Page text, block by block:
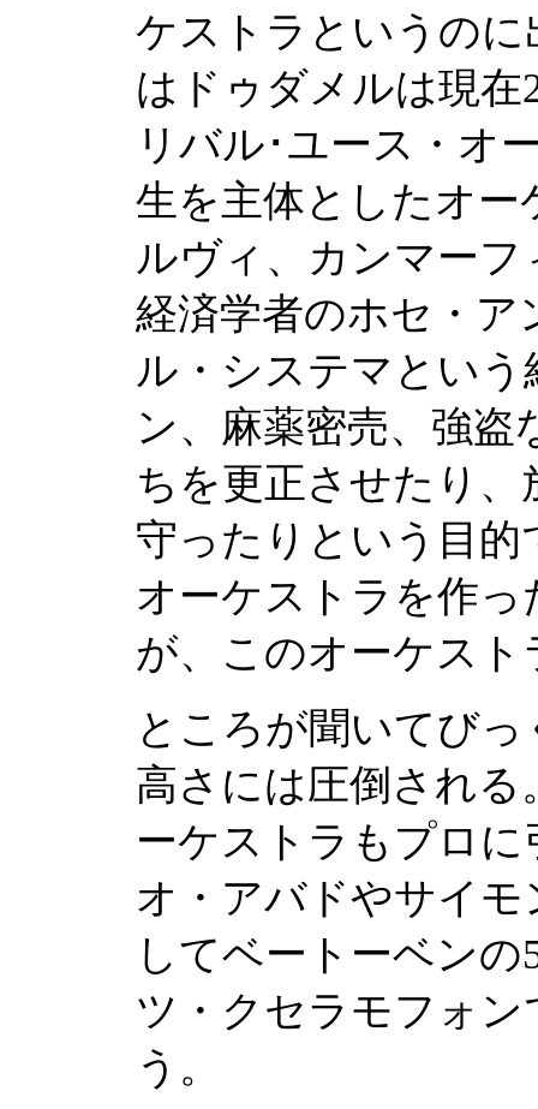
ケストラというの
はドゥダメルは現在
リバル･ユース・オ
生を主体としたオ
ルヴィ、カンマー
経済学者のホセ・
ル・システマとい
ン、麻薬密売、強
ちを更正させたり
守ったりという目的
オーケストラを作
が、このオーケス
ところが聞いてび
高さには圧倒され
ーケストラもプロ
オ・アバドやサイ
してベートーベン
ツ・クセラモフォ
う。